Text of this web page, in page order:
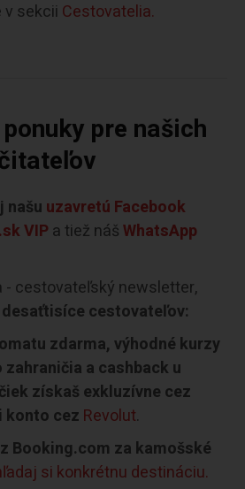
v sekcii Cestovatelia.
pre našich
našu uzavretú Facebook
VIP a tiež nášWhatsApp
- cestovateľský newsletter,
cestovateľov:
zdarma, výhodné kurzy
a cashback u
získaš exkluzívne cez
konto cez Revolut.
Booking.com za kamošské
si konkrétnu destináciu.